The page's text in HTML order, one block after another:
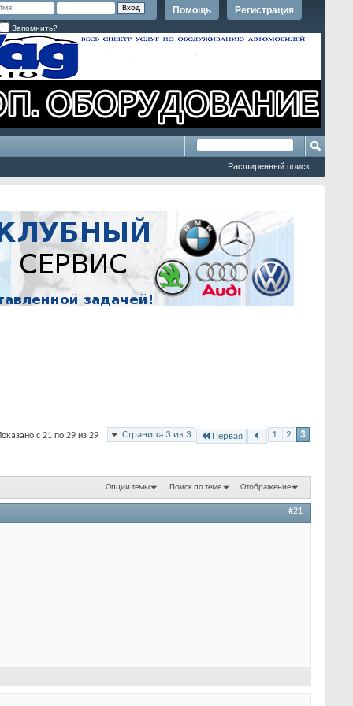
Регистрация
Помощь
Запомнить?
Расширенный поиск
Страница 3 из 3 Первая 1 2 3
с 21 по 29 из 29
Опции темы Поиск по теме Отображение
#21